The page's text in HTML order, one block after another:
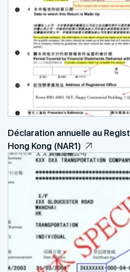
Déclaration annuelle au
Hong Kong (NAR1)